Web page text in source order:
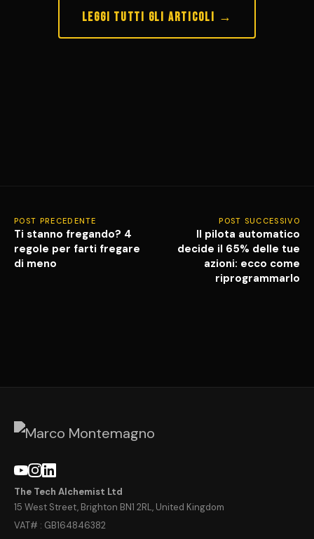
Leggi tutti gli articoli →
POST PRECEDENTE
Ti stanno fregando? 4
regole per farti fregare
di meno
POST SUCCESSIVO
Il pilota automatico
decide il 65% delle tue
azioni: ecco come
riprogrammarlo
The Tech Alchemist Ltd
15 West Street, Brighton BN1 2RL, United Kingdom
VAT# : GB164846382